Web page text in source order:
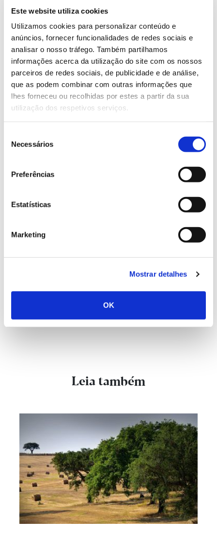
Este website utiliza cookies
Utilizamos cookies para personalizar conteúdo e
anúncios, fornecer funcionalidades de redes sociais e
analisar o nosso tráfego. Também partilhamos
informações acerca da utilização do site com os nossos
parceiros de redes sociais, de publicidade e de análise,
que as podem combinar com outras informações que
lhes forneceu ou recolhidas por estes a partir da sua
utilização dos respetivos serviços.
Necessários
Preferências
Estatísticas
Marketing
Mostrar detalhes
OK
Engenheiro agrónomo e professor de botânica no
Instituto Politécnico de Bragança, Carlos Aguiar
dedica-se há mais de 30 anos ao estudo da flora e
vegetação do norte e centro de Portugal, e do
arquipélago dos Açores.
Os seus interesses de investigação estendem-se
ainda à agronomia e ecologia de pastagens, às
interações herbívoros-fogo-plantas pratenses, e à
Como amador, dedica-se à fotografia de flora e de
abelhas solitárias.
Consulte informação de apoio
Apresentação de Carlos Aguiar: História das árvores - de
onde vêm, como evoluíram e porque é bom ser árvore?
“A Evolução das Plantas. Botânica em Português II”, de
Europeia 2020, Imprensa Nacional Casa da Moeda
Leia também